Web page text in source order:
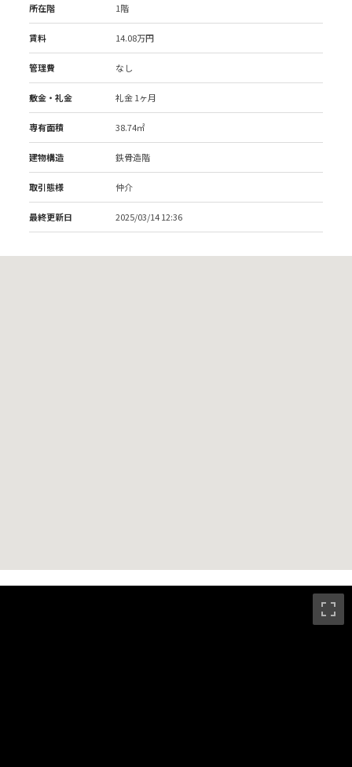
所在階 1階
賃料 14.08万円
管理費 なし
敷金・礼金 礼金 1ヶ月
専有面積 38.74㎡
建物構造 鉄骨造階
取引態様 仲介
最終更新日 2025/03/14 12:36